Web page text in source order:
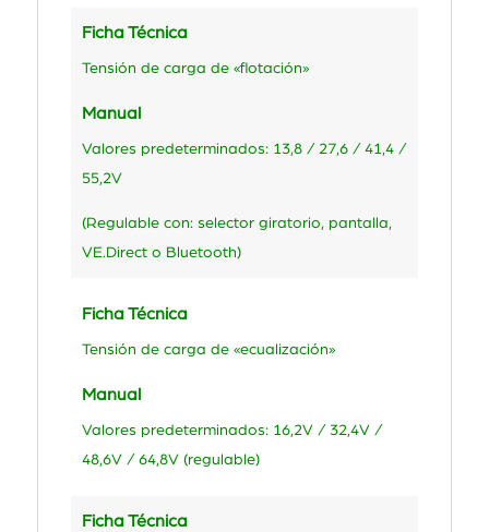
Ficha Técnica
Tensión de carga de «flotación»
Manual
Valores predeterminados: 13,8 / 27,6 / 41,4 /
55,2V
(Regulable con: selector giratorio, pantalla,
VE.Direct o Bluetooth)
Ficha Técnica
Tensión de carga de «ecualización»
Manual
Valores predeterminados: 16,2V / 32,4V /
48,6V / 64,8V (regulable)
Ficha Técnica